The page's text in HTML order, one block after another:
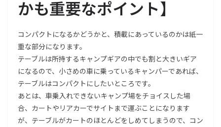
かも重要なポイント】
コンパクトになるかどうかと、積載にあっているのかは紙一
重な部分になります。
テーブルは所持するキャンプギアの中でも割と大きいギア
になるので、小さめの車に乗っているキャンパーであれば、
テーブルはコンパクトにしたいところです。
あとは、車乗入れできないキャンプ場をチョイスした場
合、カートやリアカーでサイトまで運ぶことになります
が、テーブルがカートのほとんどをしめてしまうので、コン